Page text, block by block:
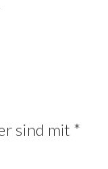
sind mit *